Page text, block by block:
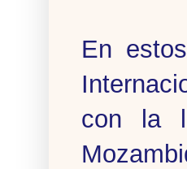
En
con la